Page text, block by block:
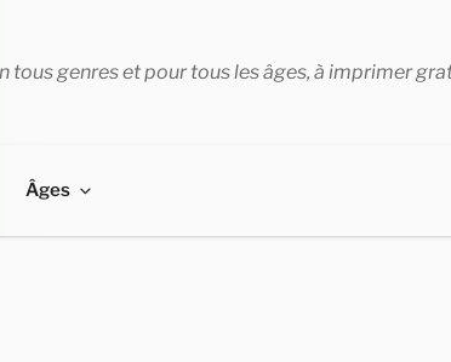
tous genres et pour tous les âges, à imprimer
Âges